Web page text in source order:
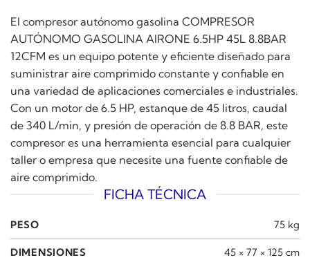
El compresor autónomo gasolina COMPRESOR
AUTÓNOMO GASOLINA AIRONE 6.5HP 45L 8.8BAR
12CFM es un equipo potente y eficiente diseñado para
suministrar aire comprimido constante y confiable en
una variedad de aplicaciones comerciales e industriales.
Con un motor de 6.5 HP, estanque de 45 litros, caudal
de 340 L/min, y presión de operación de 8.8 BAR, este
compresor es una herramienta esencial para cualquier
taller o empresa que necesite una fuente confiable de
aire comprimido.
FICHA TÉCNICA
PESO 75 kg
DIMENSIONES 45 × 77 × 125 cm